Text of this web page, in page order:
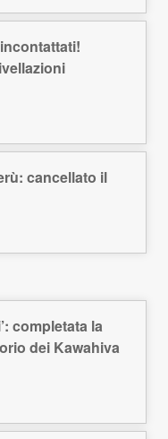
cancellato il
completata la
dei Kawahiva